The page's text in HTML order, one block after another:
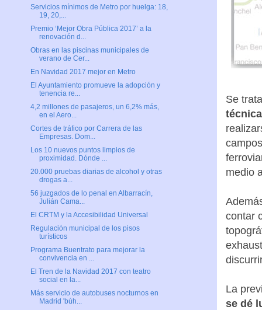
Se
técnica
medio
contar
La
se dé
Servicios mínimos de Metro por huelga: 18,
19, 20,...
Premio ‘Mejor Obra Pública 2017’ a la
renovación d...
Obras en las piscinas municipales de
verano de Cer...
En Navidad 2017 mejor en Metro
El Ayuntamiento promueve la adopción y
tenencia re...
4,2 millones de pasajeros, un 6,2% más,
en el Aero...
Cortes de tráfico por Carrera de las
Empresas. Dom...
Los 10 nuevos puntos limpios de
proximidad. Dónde ...
20.000 pruebas diarias de alcohol y otras
drogas a...
56 juzgados de lo penal en Albarracín,
Julián Cama...
El CRTM y la Accesibilidad Universal
Regulación municipal de los pisos
turísticos
Programa Buentrato para mejorar la
convivencia en ...
El Tren de la Navidad 2017 con teatro
social en la...
Más servicio de autobuses nocturnos en
Madrid 'búh...